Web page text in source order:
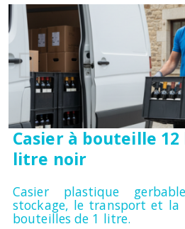
Casier à bouteille
litre noir
Casier plastique
stockage, le transport et
bouteilles de 1 litre.